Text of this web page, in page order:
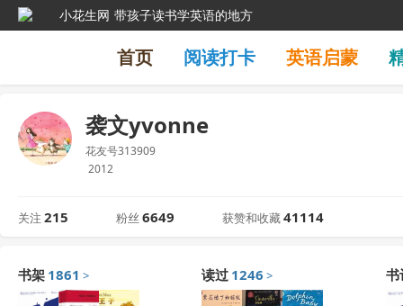
小花生网 带孩子读书学英语的地方
首页 阅读打卡 英语启蒙
袭文yvonne
花友号313909
2012
关注 215 粉丝 6649 获赞和收藏41114
书架 1861 > 读过 1246 > 书